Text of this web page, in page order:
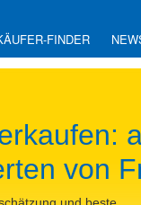
FINDER
und Wertgutachten
Immobilien-